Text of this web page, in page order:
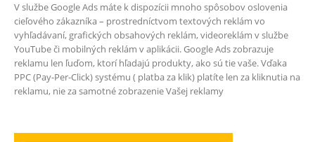
V službe Google Ads máte k dispozícii mnoho spôsobov oslovenia
cieľového zákazníka – prostredníctvom textových reklám vo
vyhľadávaní, grafických obsahových reklám, videoreklám v službe
YouTube či mobilných reklám v aplikácii. Google Ads zobrazuje
reklamu len ľuďom, ktorí hľadajú produkty, ako sú tie vaše. Vďaka
PPC (Pay-Per-Click) systému ( platba za klik) platíte len za kliknutia na
reklamu, nie za samotné zobrazenie Vašej reklamy